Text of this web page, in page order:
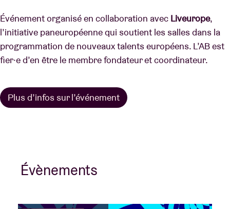
Événement organisé en collaboration avec Liveurope,
l’initiative paneuropéenne qui soutient les salles dans la
programmation de nouveaux talents européens. L’AB est
fier·e d’en être le membre fondateur et coordinateur.
Plus d’infos sur l’événement
Évènements